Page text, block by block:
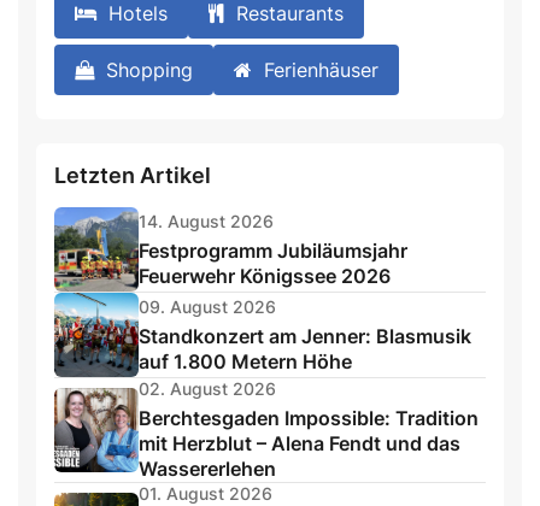
Hotels Restaurants
Shopping Ferienhäuser
Letzten Artikel
14. August 2026
Festprogramm Jubiläumsjahr
Feuerwehr Königssee 2026
09. August 2026
Standkonzert am Jenner: Blasmusik
auf 1.800 Metern Höhe
02. August 2026
Berchtesgaden Impossible: Tradition
mit Herzblut – Alena Fendt und das
Wassererlehen
01. August 2026